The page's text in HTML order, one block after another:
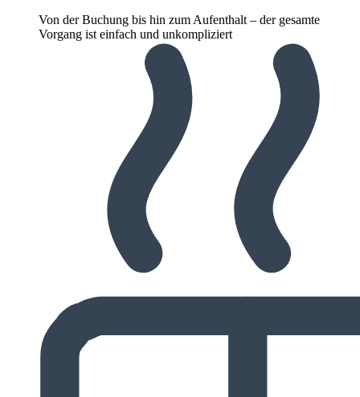
Von der Buchung bis hin zum Aufenthalt – der gesamte
Vorgang ist einfach und unkompliziert